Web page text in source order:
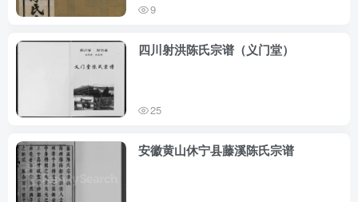
9
四川射洪陈氏宗谱（义门堂）
25
安徽黄山休宁县藤溪陈氏宗谱